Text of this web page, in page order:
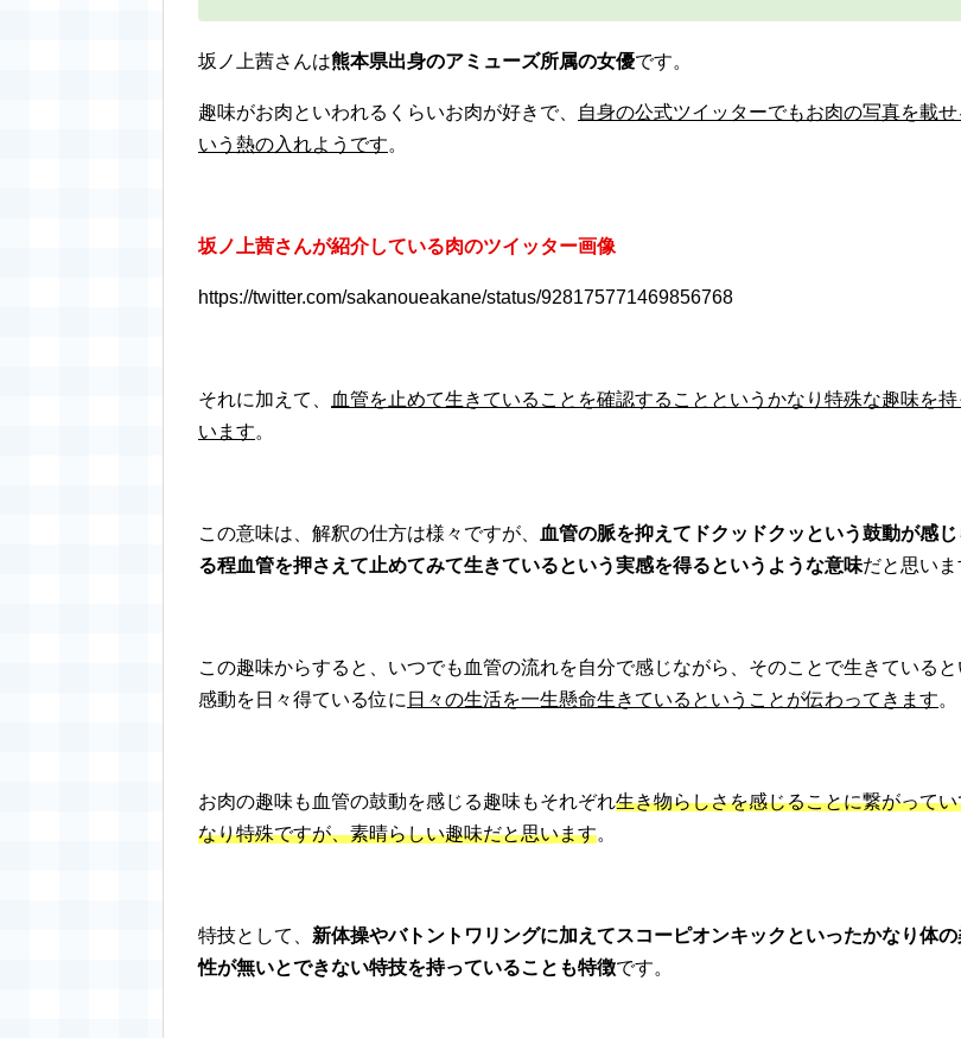
坂ノ上茜さんは熊本県出身のアミューズ所属の女優です。
趣味がお肉といわれるくらいお肉が好きで、
自身の公式ツイッターでもお肉の写真を載せ
いう熱の入れようです。
坂ノ上茜さんが紹介している肉のツイッター画像
https://twitter.com/sakanoueakane/status/928175771469856768
それに加えて、
血管を止めて生きていることを確認することというかなり特殊な趣味を持
います。
この意味は、解釈の仕方は様々ですが、
血管の脈を抑えてドクッドクッという鼓動が感
る程血管を押さえて止めてみて生きているという実感を得るというような意味だと思いま
この趣味からすると、いつでも血管の流れを自分で感じながら、そのことで生きていると
感動を日々得ている位に 日々の生活を一生懸命生きているということが伝わってきます。
お肉の趣味も血管の鼓動を感じる趣味もそれぞれ生き物らしさを感じることに繋がって
なり特殊ですが、素晴らしい趣味だと思います。
特技として、 新体操やバトントワリングに加えてスコーピオンキックといったかなり体
性が無いとできない特技を持っていることも特徴です。